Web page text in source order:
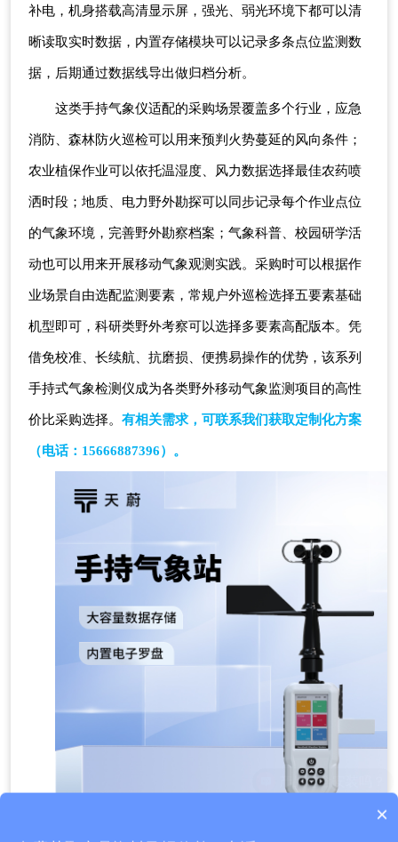
补电，机身搭载高清显示屏，强光、弱光环境下都可以清
晰读取实时数据，内置存储模块可以记录多条点位监测数
据，后期通过数据线导出做归档分析。
这类手持气象仪适配的采购场景覆盖多个行业，应急
消防、森林防火巡检可以用来预判火势蔓延的风向条件；
农业植保作业可以依托温湿度、风力数据选择最佳农药喷
洒时段；地质、电力野外勘探可以同步记录每个作业点位
的气象环境，完善野外勘察档案；气象科普、校园研学活
动也可以用来开展移动气象观测实践。采购时可以根据作
业场景自由选配监测要素，常规户外巡检选择五要素基础
机型即可，科研类野外考察可以选择多要素高配版本。凭
借免校准、长续航、抗磨损、便携易操作的优势，该系列
手持式气象检测仪成为各类野外移动气象监测项目的高性
价比采购选择。 有相关需求，可联系我们获取定制化方案
（电话：15666887396） 。
质保时间是多久？
×